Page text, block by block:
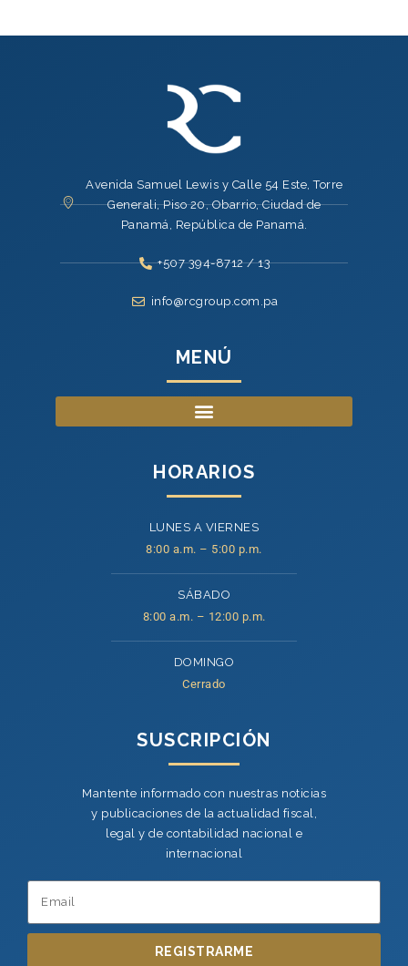
Avenida Samuel Lewis y Calle 54 Este, Torre
Generali, Piso 20, Obarrio, Ciudad de
Panamá, República de Panamá.
+507 394-8712 / 13
info@rcgroup.com.pa
MENÚ
HORARIOS
LUNES A VIERNES
8:00 a.m. – 5:00 p.m.
SÁBADO
8:00 a.m. – 12:00 p.m.
DOMINGO
Cerrado
SUSCRIPCIÓN
Mantente informado con nuestras noticias
y publicaciones de la actualidad fiscal,
legal y de contabilidad nacional e
internacional
REGISTRARME